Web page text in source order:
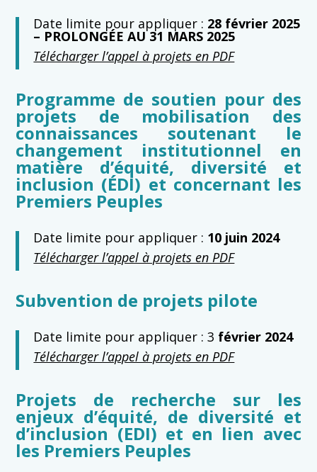
Date limite pour appliquer : 28 février 2025
– PROLONGÉE AU 31 MARS 2025
Télécharger l’appel à projets en PDF
Programme de soutien pour des
projets de mobilisation des
connaissances soutenant le
changement institutionnel en
matière d’équité, diversité et
inclusion (ÉDI) et concernant les
Premiers Peuples
Date limite pour appliquer : 10 juin 2024
Télécharger l’appel à projets en PDF
Subvention de projets pilote
Date limite pour appliquer : 3 février 2024
Télécharger l’appel à projets en PDF
Projets de recherche sur les
enjeux d’équité, de diversité et
d’inclusion (EDI) et en lien avec
les Premiers Peuples